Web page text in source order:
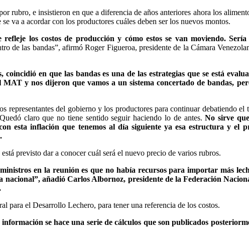
rubro, e insistieron en que a diferencia de años anteriores ahora los
va a acordar con los productores cuáles deben ser los nuevos montos.
los costos de producción y cómo estos se van moviendo. Sería
de las bandas”, afirmó Roger Figueroa, presidente de la Cámara
en que las bandas es una de las estrategias que se está
y nos dijeron que vamos a un sistema concertado de bandas,
representantes del gobierno y los productores para continuar debatiendo el
claro que no tiene sentido seguir haciendo lo de antes.No sirve
esta inflación que tenemos al día siguiente ya esa estructura y el
previsto dar a conocer cuál será el nuevo precio de varios rubros.
en la reunión es que no había recursos para importar más
añadió Carlos Albornoz, presidente de la Federación
para el Desarrollo Lechero, para tener una referencia de los costos.
se hace una serie de cálculos que son publicados